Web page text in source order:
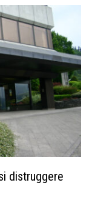
distruggere